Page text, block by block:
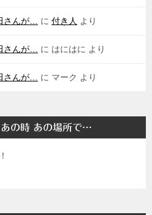
んが… に 付き人 より
んが… に はにはに より
んが… に マーク より
の時 あの場所で…